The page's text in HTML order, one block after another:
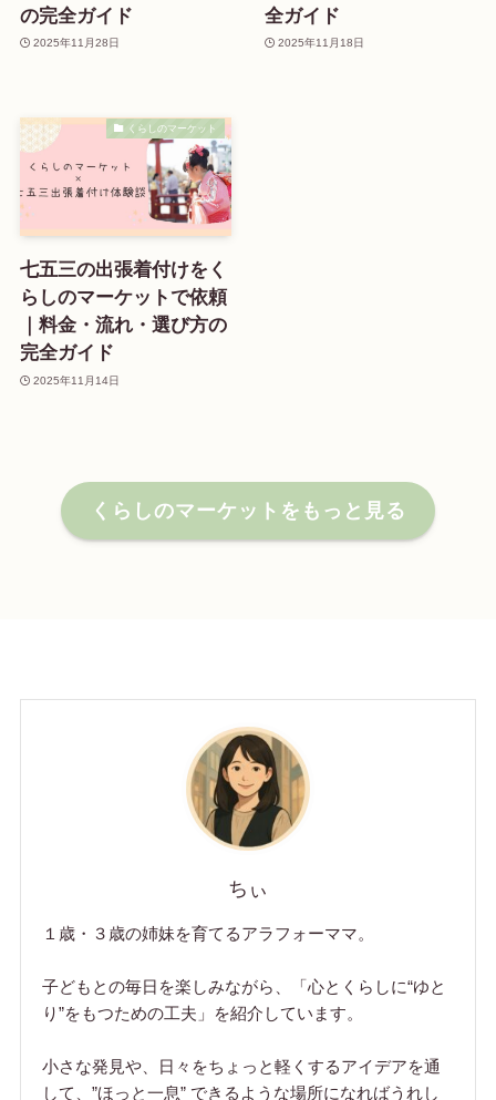
の完全ガイド
2025年11月28日
全ガイド
2025年11月18日
くらしのマーケット
七五三の出張着付けをく
らしのマーケットで依頼
｜料金・流れ・選び方の
完全ガイド
2025年11月14日
くらしのマーケットをもっと見る
ちぃ
１歳・３歳の姉妹を育てるアラフォーママ。
子どもとの毎日を楽しみながら、「心とくらしに“ゆと
り”をもつための工夫」を紹介しています。
小さな発見や、日々をちょっと軽くするアイデアを通
して、”ほっと一息” できるような場所になればうれし